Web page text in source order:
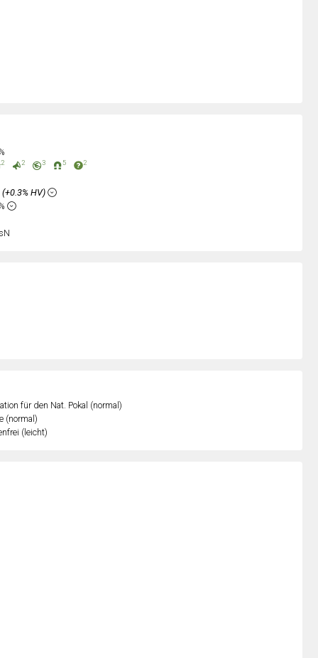
für den Nat. Pokal (normal)
(normal)
(leicht)
2 2 3 5 2
(+0.3% HV)